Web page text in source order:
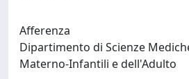
Afferenza
Dipartimento di Scienze
Materno-Infantili e dell'Adulto